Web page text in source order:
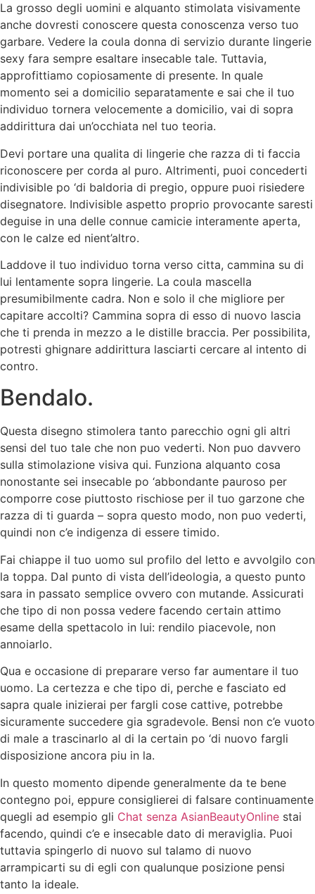
La grosso degli uomini e alquanto stimolata visivamente
anche dovresti conoscere questa conoscenza verso tuo
garbare. Vedere la coula donna di servizio durante lingerie
sexy fara sempre esaltare insecable tale. Tuttavia,
approfittiamo copiosamente di presente. In quale
momento sei a domicilio separatamente e sai che il tuo
individuo tornera velocemente a domicilio, vai di sopra
addirittura dai un’occhiata nel tuo teoria.
Devi portare una qualita di lingerie che razza di ti faccia
riconoscere per corda al puro. Altrimenti, puoi concederti
indivisible po ‘di baldoria di pregio, oppure puoi risiedere
disegnatore. Indivisible aspetto proprio provocante saresti
deguise in una delle connue camicie interamente aperta,
con le calze ed nient’altro.
Laddove il tuo individuo torna verso citta, cammina su di
lui lentamente sopra lingerie. La coula mascella
presumibilmente cadra. Non e solo il che migliore per
capitare accolti? Cammina sopra di esso di nuovo lascia
che ti prenda in mezzo a le distille braccia. Per possibilita,
potresti ghignare addirittura lasciarti cercare al intento di
contro.
Bendalo.
Questa disegno stimolera tanto parecchio ogni gli altri
sensi del tuo tale che non puo vederti. Non puo davvero
sulla stimolazione visiva qui. Funziona alquanto cosa
nonostante sei insecable po ‘abbondante pauroso per
comporre cose piuttosto rischiose per il tuo garzone che
razza di ti guarda – sopra questo modo, non puo vederti,
quindi non c’e indigenza di essere timido.
Fai chiappe il tuo uomo sul profilo del letto e avvolgilo con
la toppa. Dal punto di vista dell’ideologia, a questo punto
sara in passato semplice ovvero con mutande. Assicurati
che tipo di non possa vedere facendo certain attimo
esame della spettacolo in lui: rendilo piacevole, non
annoiarlo.
Qua e occasione di preparare verso far aumentare il tuo
uomo. La certezza e che tipo di, perche e fasciato ed
sapra quale inizierai per fargli cose cattive, potrebbe
sicuramente succedere gia sgradevole. Bensi non c’e vuoto
di male a trascinarlo al di la certain po ‘di nuovo fargli
disposizione ancora piu in la.
In questo momento dipende generalmente da te bene
contegno poi, eppure consiglierei di falsare continuamente
quegli ad esempio gli Chat senza AsianBeautyOnline stai
facendo, quindi c’e e insecable dato di meraviglia. Puoi
tuttavia spingerlo di nuovo sul talamo di nuovo
arrampicarti su di egli con qualunque posizione pensi
tanto la ideale.